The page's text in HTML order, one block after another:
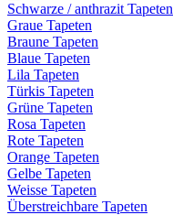
Schwarze / anthrazit Tapeten
Graue Tapeten
Braune Tapeten
Blaue Tapeten
Lila Tapeten
Türkis Tapeten
Grüne Tapeten
Rosa Tapeten
Rote Tapeten
Orange Tapeten
Gelbe Tapeten
Weisse Tapeten
Überstreichbare Tapeten